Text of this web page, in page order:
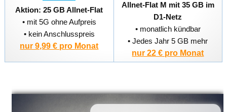
Aktion: 25 GB Allnet-Flat
• mit 5G ohne Aufpreis
• kein Anschlusspreis
nur 9,99 € pro Monat
Allnet-Flat M mit 35 GB im
D1-Netz
• monatlich kündbar
• Jedes Jahr 5 GB mehr
nur 22 € pro Monat